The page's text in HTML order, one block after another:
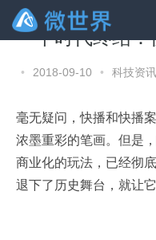
一个时代终结
• 2018-09-10 • 科技资讯
毫无疑问，快播和快播
浓墨重彩的笔画。但是
商业化的玩法，已经彻
退下了历史舞台，就让